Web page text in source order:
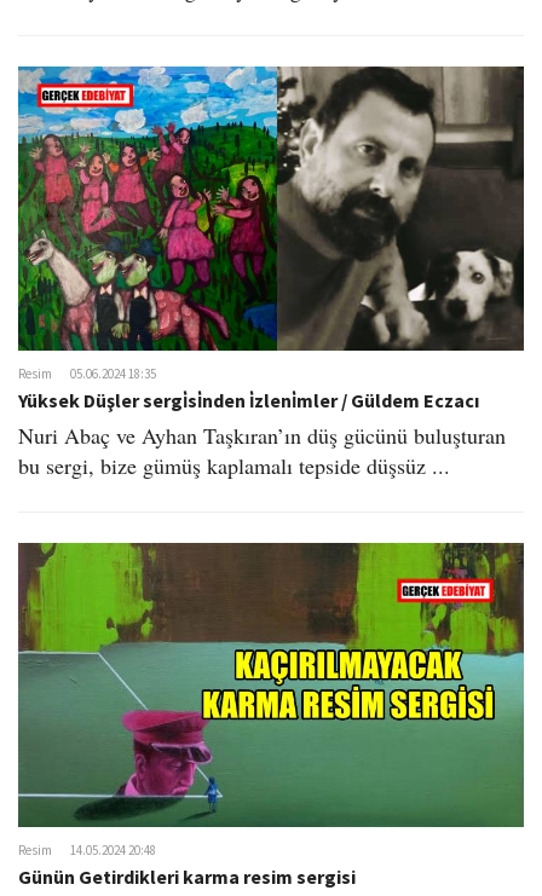
Resim 05.06.2024 18:35
Yüksek Düşler sergi̇si̇nden i̇zleni̇mler / Güldem Eczacı​
​Nuri Abaç ve Ayhan Taşkıran’ın düş gücünü buluşturan
bu sergi, bize gümüş kaplamalı tepside düşsüz ...
Resim 14.05.2024 20:48
Günün Getirdikleri karma resim sergisi